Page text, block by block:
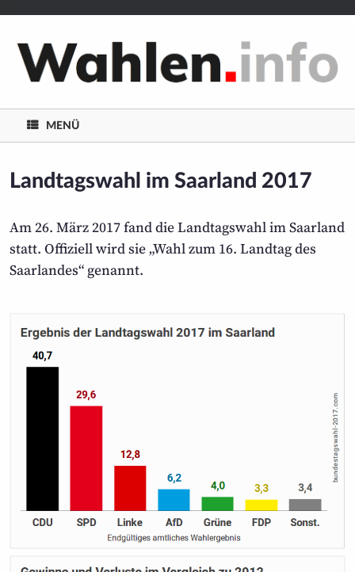
springen
MENÜ
Landtags­wahl im Saarland 2017
Am 26. März 2017 fand die Landtagswahl im Saarland
statt. Offiziell wird sie „Wahl zum 16. Landtag des
Saarlandes“ genannt.